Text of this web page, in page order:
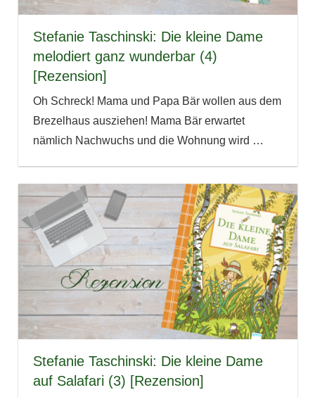
Stefanie Taschinski: Die kleine Dame
melodiert ganz wunderbar (4)
[Rezension]
Oh Schreck! Mama und Papa Bär wollen aus dem
Brezelhaus ausziehen! Mama Bär erwartet
nämlich Nachwuchs und die Wohnung wird …
Stefanie Taschinski: Die kleine Dame
auf Salafari (3) [Rezension]